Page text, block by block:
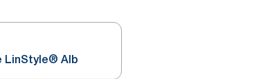
LinStyle® Alb